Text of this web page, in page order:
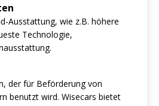
Ausstattung, wie z.B. höhere
Technologie,
der für Beförderung von
benutzt wird. Wisecars bietet